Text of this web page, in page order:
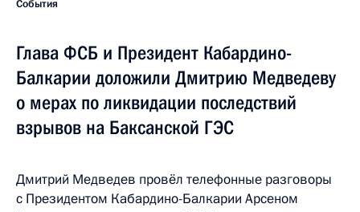
События
Глава ФСБ и Президент Кабардино-
Балкарии доложили Дмитрию Медведеву
о мерах по ликвидации последствий
взрывов на Баксанской ГЭС
Дмитрий Медведев провёл телефонные разговоры
с Президентом Кабардино-Балкарии Арсеном